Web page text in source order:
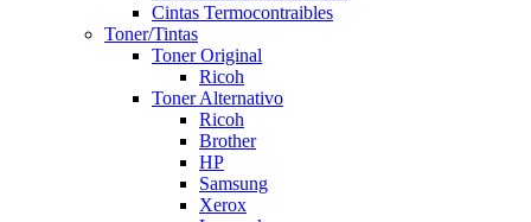
Cintas Termocontraibles
Toner/Tintas
Toner Original
Ricoh
Toner Alternativo
Ricoh
Brother
HP
Samsung
Xerox